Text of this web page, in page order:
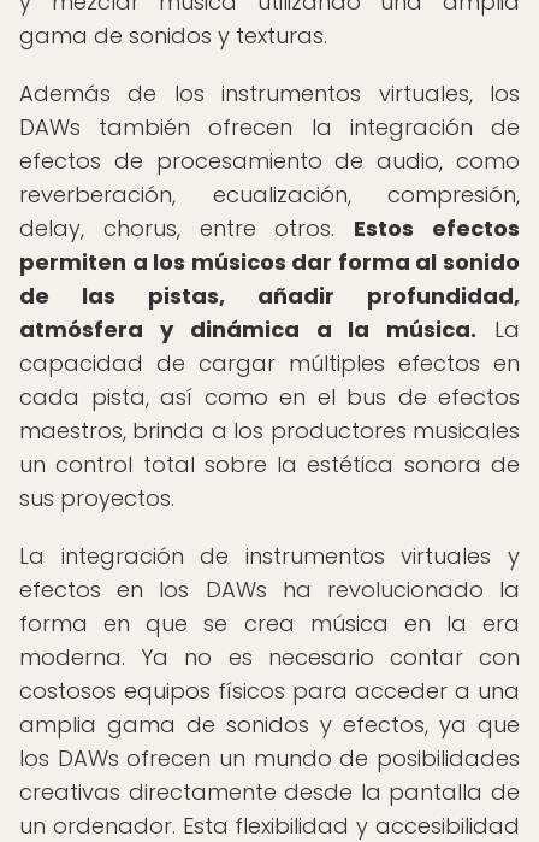
gama de sonidos y texturas.
Además de los instrumentos virtuales, los
DAWs también ofrecen la integración de
efectos de procesamiento de audio, como
reverberación, ecualización, compresión,
delay, chorus, entre otros. Estos efectos
permiten a los músicos dar forma al sonido
de las pistas, añadir profundidad,
atmósfera y dinámica a la música. La
capacidad de cargar múltiples efectos en
cada pista, así como en el bus de efectos
maestros, brinda a los productores musicales
un control total sobre la estética sonora de
sus proyectos.
La integración de instrumentos virtuales y
efectos en los DAWs ha revolucionado la
forma en que se crea música en la era
moderna. Ya no es necesario contar con
costosos equipos físicos para acceder a una
amplia gama de sonidos y efectos, ya que
los DAWs ofrecen un mundo de posibilidades
creativas directamente desde la pantalla de
un ordenador. Esta flexibilidad y accesibilidad